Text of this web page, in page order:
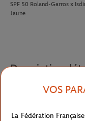
SPF 50 Roland-Garros x
Jaune
Description
Référence : 0A67640-TU
VOS
La Fédération